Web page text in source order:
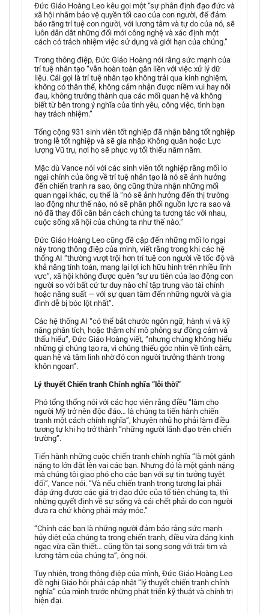
Đức Giáo Hoàng Leo kêu gọi một “sự phân định đạo đức và
xã hội nhằm bảo vệ quyền tối cao của con người, để đảm
bảo rằng trí tuệ con người, với lương tâm và tự do của nó, sẽ
luôn dẫn dắt những đổi mới công nghệ và xác định một
cách có trách nhiệm việc sử dụng và giới hạn của chúng.”
Trong thông điệp, Đức Giáo Hoàng nói rằng sức mạnh của
trí tuệ nhân tạo “vẫn hoàn toàn gắn liền với việc xử lý dữ
liệu. Cái gọi là trí tuệ nhân tạo không trải qua kinh nghiệm,
không có thân thể, không cảm nhận được niềm vui hay nỗi
đau, không trưởng thành qua các mối quan hệ và không
biết từ bên trong ý nghĩa của tình yêu, công việc, tình bạn
hay trách nhiệm.”
Tổng cộng 931 sinh viên tốt nghiệp đã nhận bằng tốt nghiệp
trong lễ tốt nghiệp và sẽ gia nhập Không quân hoặc Lực
lượng Vũ trụ, nơi họ sẽ phục vụ tối thiểu năm năm.
Mặc dù Vance nói với các sinh viên tốt nghiệp rằng mối lo
ngại chính của ông về trí tuệ nhân tạo là nó sẽ ảnh hưởng
đến chiến tranh ra sao, ông cũng thừa nhận những mối
quan ngại khác, cụ thể là “nó sẽ ảnh hưởng đến thị trường
lao động như thế nào, nó sẽ phân phối nguồn lực ra sao và
nó đã thay đổi căn bản cách chúng ta tương tác với nhau,
cuộc sống xã hội của chúng ta như thế nào.”
Đức Giáo Hoàng Leo cũng đề cập đến những mối lo ngại
này trong thông điệp của mình, viết rằng trong khi các hệ
thống AI “thường vượt trội hơn trí tuệ con người về tốc độ và
khả năng tính toán, mang lại lợi ích hữu hình trên nhiều lĩnh
vực”, xã hội không được quên “sự ưu tiên của lao động con
người so với bất cứ tư duy nào chỉ tập trung vào tài chính
hoặc năng suất — với sự quan tâm đến những người và gia
đình dễ bị bóc lột nhất”.
Các hệ thống AI “có thể bắt chước ngôn ngữ, hành vi và kỹ
năng phân tích, hoặc thậm chí mô phỏng sự đồng cảm và
thấu hiểu”, Đức Giáo Hoàng viết, “nhưng chúng không hiểu
những gì chúng tạo ra, vì chúng thiếu góc nhìn về tình cảm,
quan hệ và tâm linh nhờ đó con người trưởng thành trong
khôn ngoan”.
Lý thuyết Chiến tranh Chính nghĩa “lỗi thời”
Phó tổng thống nói với các học viên rằng điều “làm cho
người Mỹ trở nên độc đáo… là chúng ta tiến hành chiến
tranh một cách chính nghĩa”, khuyên nhủ họ phải làm điều
tương tự khi họ trở thành “những người lãnh đạo trên chiến
trường”.
Tiến hành những cuộc chiến tranh chính nghĩa “là một gánh
nặng to lớn đặt lên vai các bạn. Nhưng đó là một gánh nặng
mà chúng tôi giao phó cho các bạn với sự tin tưởng tuyệt
đối”, Vance nói. “Và nếu chiến tranh trong tương lai phải
đáp ứng được các giá trị đạo đức của tổ tiên chúng ta, thì
những quyết định về sự sống và cái chết phải do con người
đưa ra chứ không phải máy móc.”
“Chính các bạn là những người đảm bảo rằng sức mạnh
hủy diệt của chúng ta trong chiến tranh, điều vừa đáng kinh
ngạc vừa cần thiết… cũng tồn tại song song với trái tim và
lương tâm của chúng ta”, ông nói.
Tuy nhiên, trong thông điệp của mình, Đức Giáo Hoàng Leo
đề nghị Giáo hội phải cập nhật “lý thuyết chiến tranh chính
nghĩa” của mình trước những phát triển kỹ thuật và chính trị
hiện đại.